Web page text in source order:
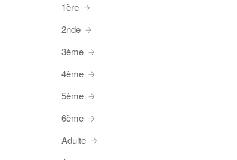
1ère
2nde
3ème
4ème
5ème
6ème
Adulte